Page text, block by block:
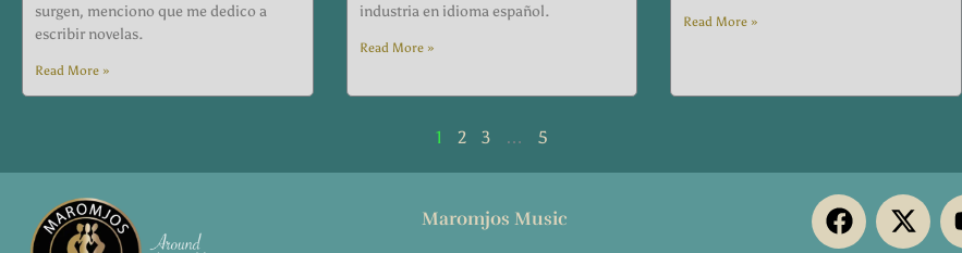
surgen, menciono que me dedico a
escribir novelas.
Read More »
industria en idioma español.
Read More »
Read More »
1 2 3 … 5
Maromjos Music
F
a
X
-